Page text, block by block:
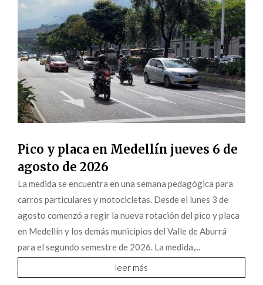
Pico y placa en Medellín jueves 6 de
agosto de 2026
La medida se encuentra en una semana pedagógica para
carros particulares y motocicletas. Desde el lunes 3 de
agosto comenzó a regir la nueva rotación del pico y placa
en Medellín y los demás municipios del Valle de Aburrá
para el segundo semestre de 2026. La medida,...
leer más